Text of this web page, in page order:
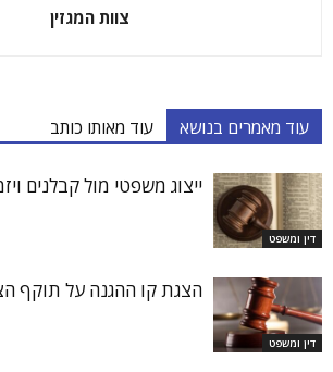
צוות המגזין
עוד מאמרים בנושא עוד מאותו כותב
דין ומשפט
ייצוג משפטי מול קבלנים
דין ומשפט
הצגת קו ההגנה על תוקף